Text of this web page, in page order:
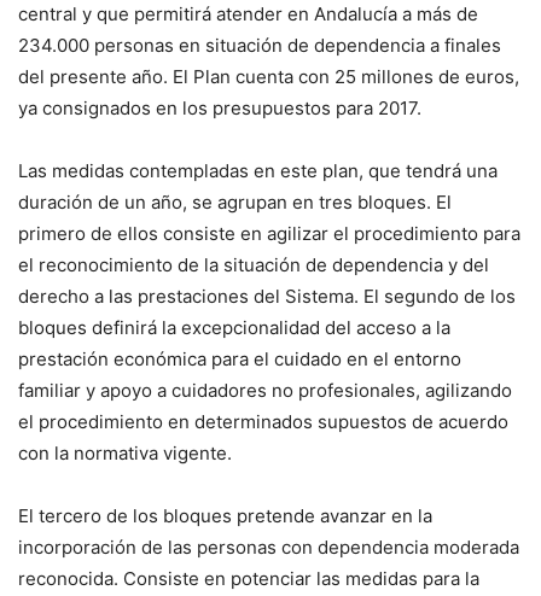
central y que permitirá atender en Andalucía a más de
234.000 personas en situación de dependencia a finales
del presente año. El Plan cuenta con 25 millones de euros,
ya consignados en los presupuestos para 2017.
Las medidas contempladas en este plan, que tendrá una
duración de un año, se agrupan en tres bloques. El
primero de ellos consiste en agilizar el procedimiento para
el reconocimiento de la situación de dependencia y del
derecho a las prestaciones del Sistema. El segundo de los
bloques definirá la excepcionalidad del acceso a la
prestación económica para el cuidado en el entorno
familiar y apoyo a cuidadores no profesionales, agilizando
el procedimiento en determinados supuestos de acuerdo
con la normativa vigente.
El tercero de los bloques pretende avanzar en la
incorporación de las personas con dependencia moderada
reconocida. Consiste en potenciar las medidas para la